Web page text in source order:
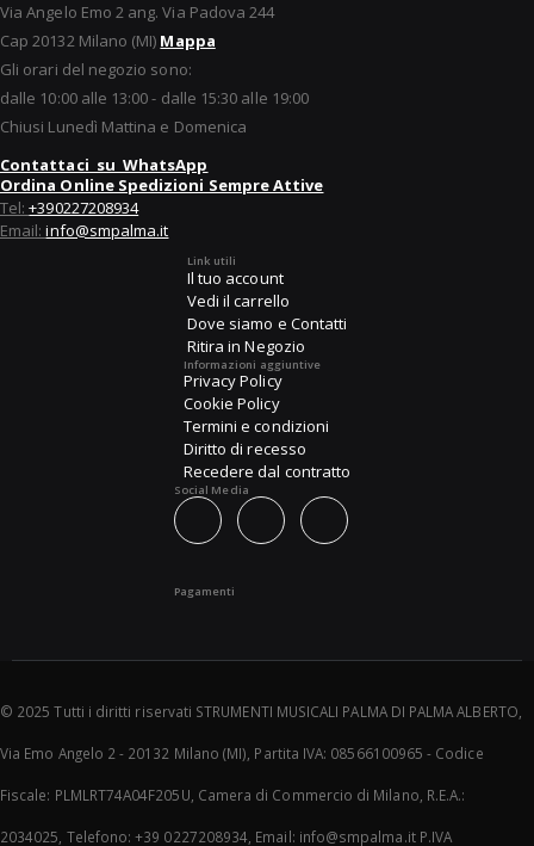
Via Angelo Emo 2 ang. Via Padova 244
Cap 20132 Milano (MI) Mappa
Gli orari del negozio sono:
dalle 10:00 alle 13:00 - dalle 15:30 alle 19:00
Chiusi Lunedì Mattina e Domenica
Contattaci su WhatsApp
Ordina Online Spedizioni Sempre Attive
Tel:+390227208934
Email:info@smpalma.it
Link utili
Il tuo account
Vedi il carrello
Dove siamo e Contatti
Ritira in Negozio
Informazioni aggiuntive
Privacy Policy
Cookie Policy
Termini e condizioni
Diritto di recesso
Recedere dal contratto
Social Media
Pagamenti
© 2025 Tutti i diritti riservati STRUMENTI MUSICALI PALMA DI PALMA ALBERTO,
Via Emo Angelo 2 - 20132 Milano (MI), Partita IVA: 08566100965 - Codice
Fiscale: PLMLRT74A04F205U, Camera di Commercio di Milano, R.E.A.:
2034025, Telefono: +39 0227208934, Email: info@smpalma.it P.IVA